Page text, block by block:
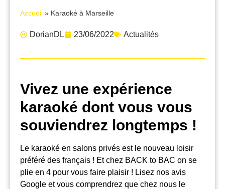
Accueil » Karaoké à Marseille
DorianDL 23/06/2022 Actualités
Vivez une expérience
karaoké dont vous vous
souviendrez longtemps !
Le karaoké en salons privés est le nouveau loisir
préféré des français ! Et chez BACK to BAC on se
plie en 4 pour vous faire plaisir ! Lisez nos avis
Google et vous comprendrez que chez nous le